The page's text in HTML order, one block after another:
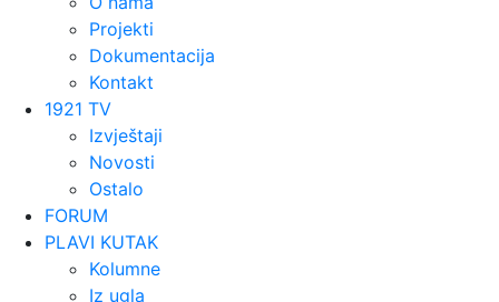
Projekti
Dokumentacija
Kontakt
1921 TV
Izvještaji
Novosti
Ostalo
FORUM
PLAVI KUTAK
Kolumne
Iz ugla